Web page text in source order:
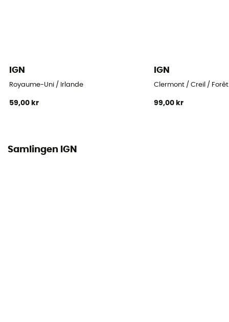
IGN
Royaume-Uni / Irlande
59,00 kr
IGN
Clermont / Creil /
99,00 kr
Samlingen IGN